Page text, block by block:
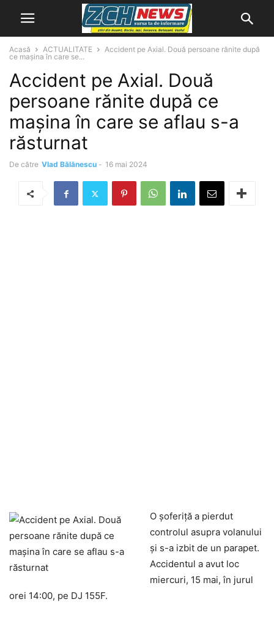
Acasă ACTUALITATE
Accident pe Axial. Două persoane rănite după
ce mașina în care se...
Accident pe Axial. Două
persoane rănite după ce
mașina în care se aflau s-a
răsturnat
De către Vlad Bălănescu - 16 mai 2024
O șoferiță a pierdut
controlul asupra volanului
și s-a izbit de un parapet.
Accidentul a avut loc
miercuri, 15 mai, în jurul
orei 14:00, pe DJ 155F.